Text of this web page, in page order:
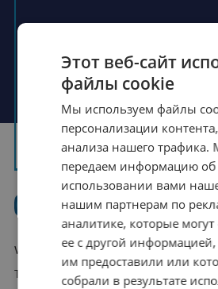
info@wkautomotive.com
WK Automotive
Takkebijsters 9G
Этот веб-сайт
файлы cookie
Мы используем файлы
персонализации
анализа нашего трафика.
передаем информацию об
использовании вами
нашим партнерам по
аналитике, которые
ее с другой
им предоставили или
собрали в результате